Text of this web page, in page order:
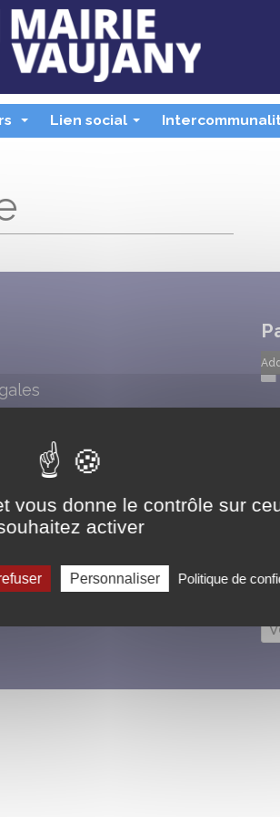
confidentialité
cookies
Lien social
vous donne le contrôle sur
activer
Personnaliser Politique de